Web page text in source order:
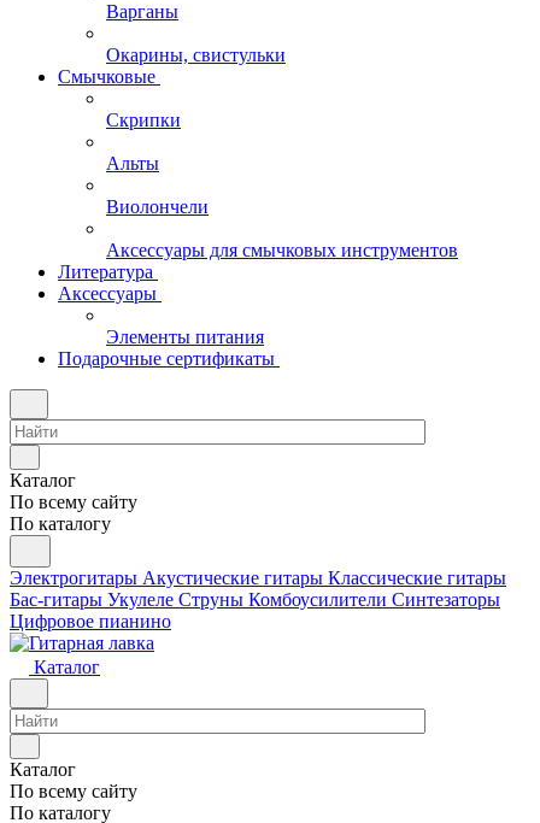
Варганы
Окарины, свистульки
Смычковые
Скрипки
Альты
Виолончели
Аксессуары для смычковых инструментов
Литература
Аксессуары
Элементы питания
Подарочные сертификаты
Каталог
По всему сайту
По каталогу
Электрогитары Акустические гитары Классические гитары
Бас-гитары Укулеле Струны Комбоусилители Синтезаторы
Цифровое пианино
Каталог
Каталог
По всему сайту
По каталогу